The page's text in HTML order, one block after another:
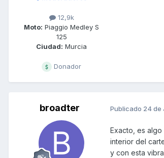
12,9k
Moto: Piaggio Medley S
125
Ciudad: Murcia
Donador
broadter Publicado 24 de
Exacto, es
interior del
y con esta